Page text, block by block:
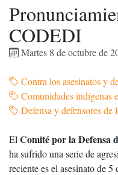
CODEDI
Martes 8 de octubre de
Contra los asesinatos y
Comunidades indígenas
Defensa y defensores de
El Comité por la Defensa
ha sufrido una serie de
reciente es el asesinato de